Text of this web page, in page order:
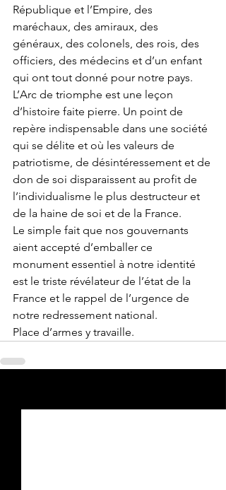
République et l’Empire, des
maréchaux, des amiraux, des
généraux, des colonels, des rois, des
officiers, des médecins et d’un enfant
qui ont tout donné pour notre pays.
L’Arc de triomphe est une leçon
d’histoire faite pierre. Un point de
repère indispensable dans une société
qui se délite et où les valeurs de
patriotisme, de désintéressement et de
don de soi disparaissent au profit de
l’individualisme le plus destructeur et
de la haine de soi et de la France.
Le simple fait que nos gouvernants
aient accepté d’emballer ce
monument essentiel à notre identité
est le triste révélateur de l’état de la
France et le rappel de l’urgence de
notre redressement national.
Place d’armes y travaille.